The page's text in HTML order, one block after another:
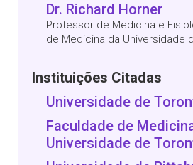
Dr. Richard Horner
Professor de Medicina e
de Medicina da Universidade
Instituições Citadas
Universidade de
Faculdade de
Universidade de